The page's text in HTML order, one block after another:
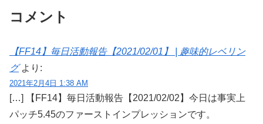
コメント
【FF14】毎日活動報告【2021/02/01】 | 趣味的レベリン
グ より:
2021年2月4日 1:38 AM
[…] 【FF14】毎日活動報告【2021/02/02】今日は事実上
パッチ5.45のファーストインプレッションです。